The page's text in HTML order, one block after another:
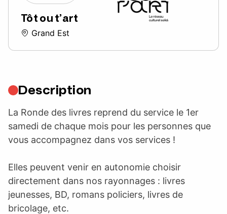
Tôt ou t’art
Grand Est
Description
La Ronde des livres reprend du service le 1er
samedi de chaque mois pour les personnes que
vous accompagnez dans vos services !
Elles peuvent venir en autonomie choisir
directement dans nos rayonnages : livres
jeunesses, BD, romans policiers, livres de
bricolage, etc.